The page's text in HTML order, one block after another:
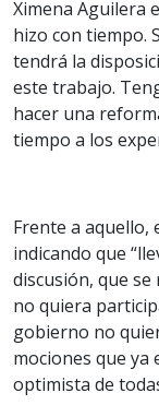
Ximena Aguilera
hizo con tiempo.
tendrá la
este trabajo.
hacer una
tiempo a los
Frente a aquello,
indicando que
discusión, que
no quiera
gobierno no
mociones que ya
optimista de